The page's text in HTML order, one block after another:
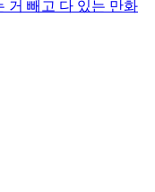
거 빼고 다 있는 만화